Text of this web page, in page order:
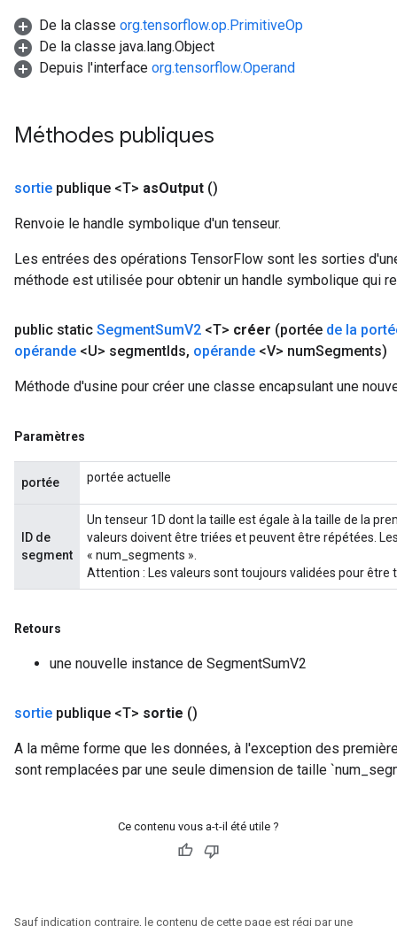
De la classe org.tensorflow.op.PrimitiveOp
De la classe java.lang.Object
Depuis l'interface org.tensorflow.Operand
Méthodes publiques
sortie publique <T> asOutput ()
Renvoie le handle symbolique d'un tenseur.
Les entrées des opérations TensorFlow sont les sorties
méthode est utilisée pour obtenir un handle symbolique qui
public static SegmentSumV2 <T> créer (portée de la
opérande <U> segmentIds, opérande <V> numSegments)
Méthode d'usine pour créer une classe encapsulant une
Paramètres
portée portée actuelle
ID de
segment
Un tenseur 1D dont la taille est égale à la taille de la
valeurs doivent être triées et peuvent être répétées.
« num_segments ».
Attention : Les valeurs sont toujours validées pour être
Retours
une nouvelle instance de SegmentSumV2
sortie publique <T> sortie ()
A la même forme que les données, à l'exception des
sont remplacées par une seule dimension de taille
Ce contenu vous a-t-il été utile ?
Sauf indication contraire, le contenu de cette page est régi par une